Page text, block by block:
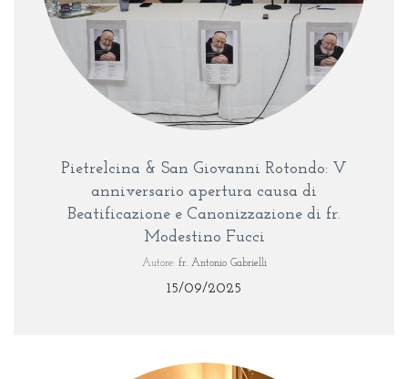
Pietrelcina & San Giovanni Rotondo: V
anniversario apertura causa di
Beatificazione e Canonizzazione di fr.
Modestino Fucci
Autore: fr. Antonio Gabrielli
15/09/2025